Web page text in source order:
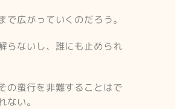
で広がっていくのだろう。
らないし、誰にも止められ
の蛮行を非難することはで
ない。